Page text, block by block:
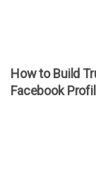
How to Build
Facebook